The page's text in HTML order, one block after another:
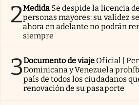
2Medida Se despide la licencia
personas mayores: su validez
ahora en adelante no podrán
siempre
3Documento de viaje Oficial |
Dominicana y Venezuela
país de todos los ciudadanos
renovación de su pasaporte